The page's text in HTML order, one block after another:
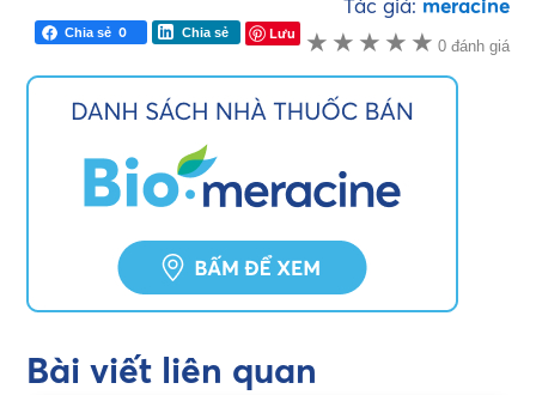
Tác giả: meracine
★ ★ ★ ★ ★ 0 đánh giá
Chia sẻ 0 Chia sẻ Lưu
Bài viết liên quan